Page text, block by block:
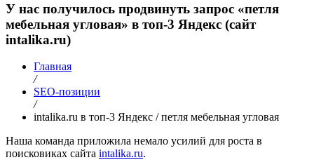
У нас получилось продвинуть запрос «петля
мебельная угловая» в топ-3 Яндекс (сайт
intalika.ru)
Главная
/
SEO-позиции
/
intalika.ru в топ-3 Яндекс / петля мебельная угловая
Наша команда приложила немало усилий для роста в
поисковиках сайта intalika.ru.